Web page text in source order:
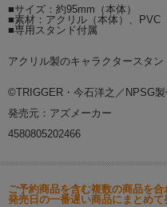
■サイズ：約95mm（本体）
■素材：アクリル（本体）、PVC
■専用スタンド付属
アクリル製のキャラクタースタン
©TRIGGER・今石洋之／NPSG製
発売元：アズメーカー
4580805202466
ご予約商品を含む複数の商品を
発売日の一番遅い商品にまとめて